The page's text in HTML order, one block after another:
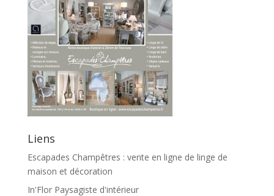
Liens
Escapades Champêtres : vente en ligne de linge de
maison et décoration
In'Flor Paysagiste d'intérieur